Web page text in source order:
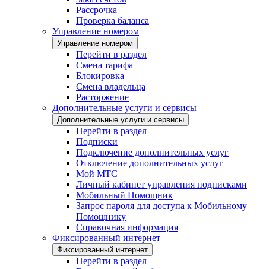
Рассрочка
Проверка баланса
Управление номером
Управление номером
Перейти в раздел
Смена тарифа
Блокировка
Смена владельца
Расторжение
Дополнительные услуги и сервисы
Дополнительные услуги и сервисы
Перейти в раздел
Подписки
Подключение дополнительных услуг
Отключение дополнительных услуг
Мой МТС
Личный кабинет управления подписками
Мобильный Помощник
Запрос пароля для доступа к Мобильному
Помощнику
Справочная информация
Фиксированный интернет
Фиксированный интернет
Перейти в раздел